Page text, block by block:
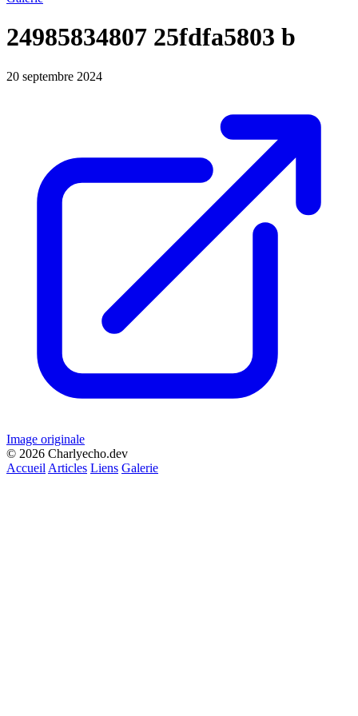
24985834807 25fdfa5803 b
20 septembre 2024
Image originale
© 2026 Charlyecho.dev
Accueil Articles Liens Galerie